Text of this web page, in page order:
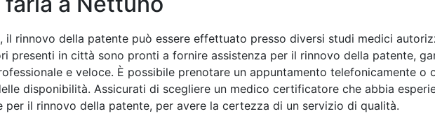
il rinnovo della patente può essere effettuato presso diversi studi medici
presenti in città sono pronti a fornire assistenza per il rinnovo della patente,
e veloce. È possibile prenotare un appuntamento telefonicamente o
disponibilità. Assicurati di scegliere un medico certificatore che abbia
per il rinnovo della patente, per avere la certezza di un servizio di qualità.